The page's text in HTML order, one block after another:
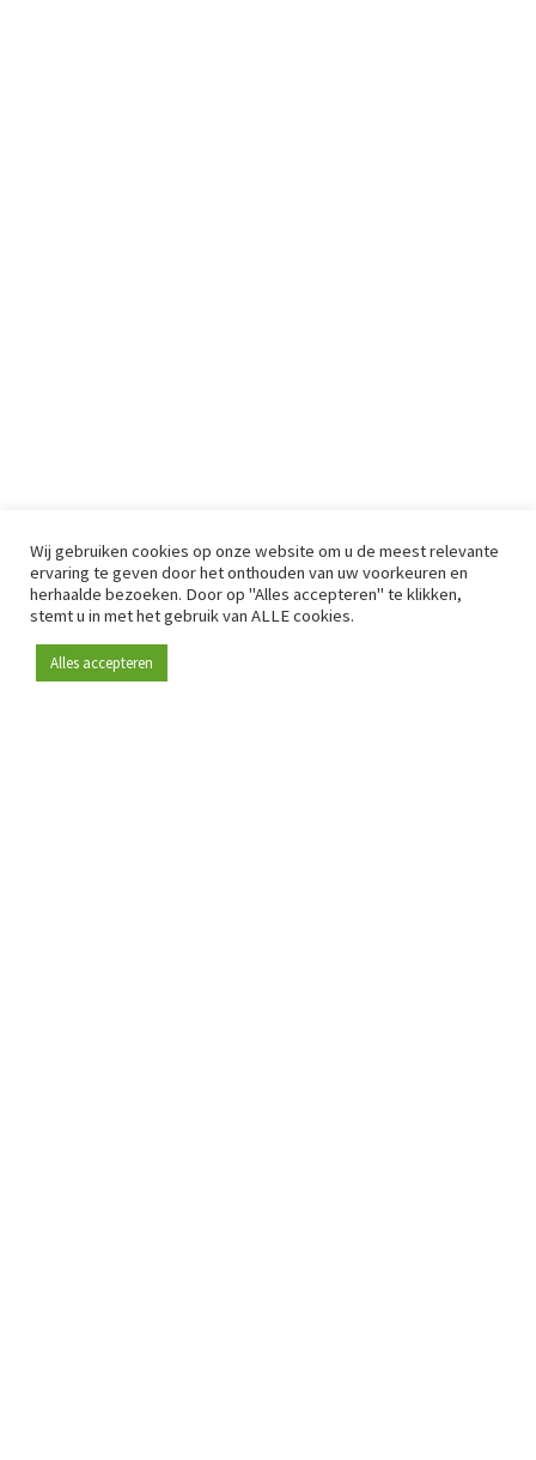
Wij gebruiken cookies op onze website om u de meest relevante
ervaring te geven door het onthouden van uw voorkeuren en
herhaalde bezoeken. Door op "Alles accepteren" te klikken,
stemt u in met het gebruik van ALLE cookies.
Alles accepteren